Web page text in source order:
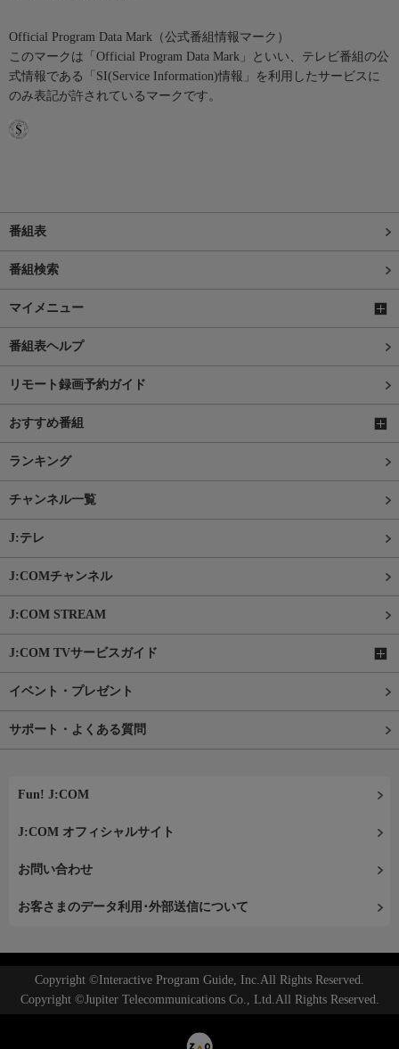
Official Program Data Mark（公式番組情報マーク）
このマークは「Official Program Data Mark」といい、テレビ番組の公
式情報である「SI(Service Information)情報」を利用したサービスに
のみ表記が許されているマークです。
番組表
番組検索
マイメニュー
番組表ヘルプ
リモート録画予約ガイド
おすすめ番組
ランキング
チャンネル一覧
J:テレ
J:COMチャンネル
J:COM STREAM
J:COM TVサービスガイド
イベント・プレゼント
サポート・よくある質問
Fun! J:COM
J:COM オフィシャルサイト
お問い合わせ
お客さまのデータ利用･外部送信について
Copyright ©Interactive Program Guide, Inc.All Rights Reserved.
Copyright ©Jupiter Telecommunications Co., Ltd.All Rights Reserved.